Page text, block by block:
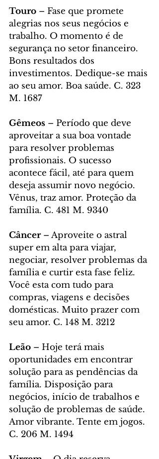
Touro – Fase que promete
alegrias nos seus negócios e
trabalho. O momento é de
segurança no setor financeiro.
Bons resultados dos
investimentos. Dedique-se mais
ao seu amor. Boa saúde. C. 323
M. 1687
Gêmeos – Período que deve
aproveitar a sua boa vontade
para resolver problemas
profissionais. O sucesso
acontece fácil, até para quem
deseja assumir novo negócio.
Vênus, traz amor. Proteção da
família. C. 481 M. 9340
Câncer – Aproveite o astral
super em alta para viajar,
negociar, resolver problemas da
família e curtir esta fase feliz.
Você esta com tudo para
compras, viagens e decisões
domésticas. Muito prazer com
seu amor. C. 148 M. 3212
Leão – Hoje terá mais
oportunidades em encontrar
solução para as pendências da
família. Disposição para
negócios, início de trabalhos e
solução de problemas de saúde.
Amor vibrante. Tente em jogos.
C. 206 M. 1494